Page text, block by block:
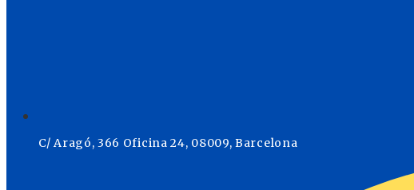
C/ Aragó, 366 Oficina 24, 08009, Barcelona